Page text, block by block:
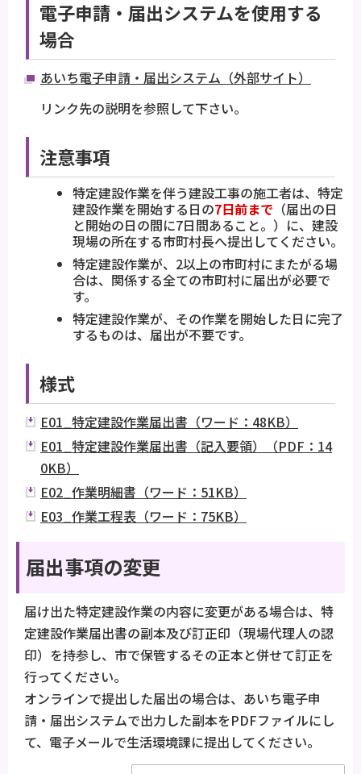
電子申請・届出システムを使用する
場合
あいち電子申請・届出システム（外部サイト）
リンク先の説明を参照して下さい。
注意事項
特定建設作業を伴う建設工事の施工者は、特定
建設作業を開始する日の7日前まで （届出の日
と開始の日の間に7日間あること。）に、建設
現場の所在する市町村長へ提出してください。
特定建設作業が、2以上の市町村にまたがる場
合は、関係する全ての市町村に届出が必要で
す。
特定建設作業が、その作業を開始した日に完了
するものは、届出が不要です。
様式
E01_特定建設作業届出書（ワード：48KB）
E01_特定建設作業届出書（記入要領）（PDF：14
0KB）
E02_作業明細書（ワード：51KB）
E03_作業工程表（ワード：75KB）
届出事項の変更
届け出た特定建設作業の内容に変更がある場合は、特
定建設作業届出書の副本及び訂正印（現場代理人の認
印）を持参し、市で保管するその正本と併せて訂正を
行ってください。
オンラインで提出した届出の場合は、あいち電子申
請・届出システムで出力した副本をPDFファイルにし
て、電子メールで生活環境課に提出してください。